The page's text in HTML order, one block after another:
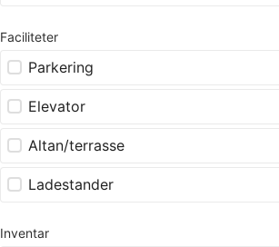
Faciliteter
Parkering
Elevator
Altan/terrasse
Ladestander
Inventar